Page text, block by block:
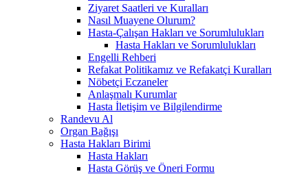
Ziyaret Saatleri ve Kuralları
Nasıl Muayene Olurum?
Hasta-Çalışan Hakları ve Sorumlulukları
Hasta Hakları ve Sorumlulukları
Engelli Rehberi
Refakat Politikamız ve Refakatçi Kuralları
Nöbetçi Eczaneler
Anlaşmalı Kurumlar
Hasta İletişim ve Bilgilendirme
Randevu Al
Organ Bağışı
Hasta Hakları Birimi
Hasta Hakları
Hasta Görüş ve Öneri Formu